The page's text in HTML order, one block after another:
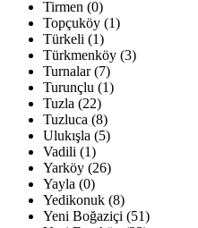
Tirmen (0)
Topçuköy (1)
Türkeli (1)
Türkmenköy (3)
Turnalar (7)
Turunçlu (1)
Tuzla (22)
Tuzluca (8)
Ulukışla (5)
Vadili (1)
Yarköy (26)
Yayla (0)
Yedikonuk (8)
Yeni Boğaziçi (51)